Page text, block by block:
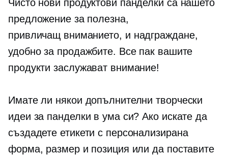
Чисто нови продуктови панделки са нашето
предложение за полезна,
привличащ вниманието, и надграждане,
удобно за продажбите. Все пак вашите
продукти заслужават внимание!
Имате ли някои допълнителни творчески
идеи за панделки в ума си? Ако искате да
създадете етикети с персонализирана
форма, размер и позиция или да поставите